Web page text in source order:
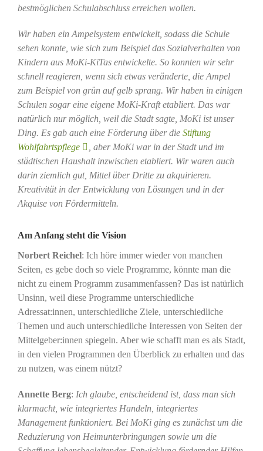
bestmöglichen Schulabschluss erreichen wollen.
Wir haben ein Ampelsystem entwickelt, sodass die Schule
sehen konnte, wie sich zum Beispiel das Sozialverhalten von
Kindern aus MoKi-KiTas entwickelte. So konnten wir sehr
schnell reagieren, wenn sich etwas veränderte, die Ampel
zum Beispiel von grün auf gelb sprang. Wir haben in einigen
Schulen sogar eine eigene MoKi-Kraft etabliert. Das war
natürlich nur möglich, weil die Stadt sagte, MoKi ist unser
Ding. Es gab auch eine Förderung über die Stiftung
Wohlfahrtspflege
, aber MoKi war in der Stadt und im
städtischen Haushalt inzwischen etabliert. Wir waren auch
darin ziemlich gut, Mittel über Dritte zu akquirieren.
Kreativität in der Entwicklung von Lösungen und in der
Akquise von Fördermitteln.
Am Anfang steht die Vision
Norbert Reichel: Ich höre immer wieder von manchen
Seiten, es gebe doch so viele Programme, könnte man die
nicht zu einem Programm zusammenfassen? Das ist natürlich
Unsinn, weil diese Programme unterschiedliche
Adressat:innen, unterschiedliche Ziele, unterschiedliche
Themen und auch unterschiedliche Interessen von Seiten der
Mittelgeber:innen spiegeln. Aber wie schafft man es als Stadt,
in den vielen Programmen den Überblick zu erhalten und das
zu nutzen, was einem nützt?
Annette Berg: Ich glaube, entscheidend ist, dass man sich
klarmacht, wie integriertes Handeln, integriertes
Management funktioniert. Bei MoKi ging es zunächst um die
Reduzierung von Heimunterbringungen sowie um die